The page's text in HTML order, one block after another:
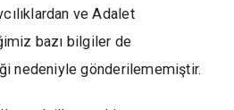
ve Adalet
bazı bilgiler de
nedeniyle gönderilememiştir.